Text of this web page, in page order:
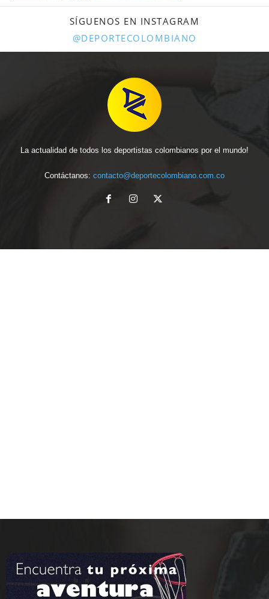
SÍGUENOS EN INSTAGRAM
@DEPORTECOLOMBIANO
La actualidad de todos los deportistas colombianos por el mundo!
Contáctanos: contacto@deportecolombiano.com.co